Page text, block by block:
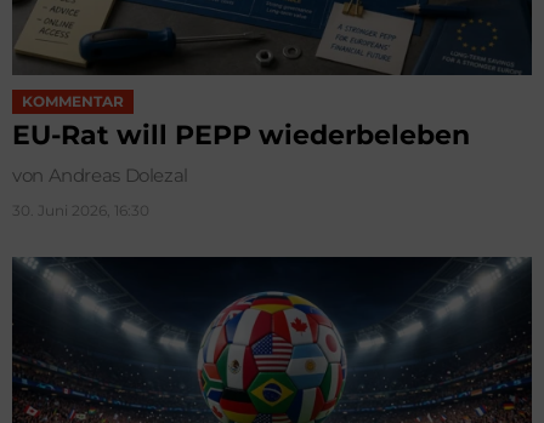
KOMMENTAR
EU-Rat will PEPP wiederbeleben
von Andreas Dolezal
30. Juni 2026, 16:30